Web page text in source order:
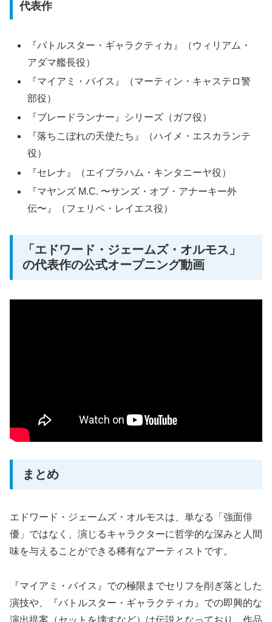
代表作
『バトルスター・ギャラクティカ』（ウィリアム・
アダマ艦長役）
『マイアミ・バイス』（マーティン・キャステロ警
部役）
『ブレードランナー』シリーズ（ガフ役）
『落ちこぼれの天使たち』（ハイメ・エスカランテ
役）
『セレナ』（エイブラハム・キンタニーヤ役）
『マヤンズ M.C. 〜サンズ・オブ・アナーキー外
伝〜』（フェリペ・レイエス役）
「エドワード・ジェームズ・オルモス」
の代表作の公式オープニング動画
まとめ
エドワード・ジェームズ・オルモスは、単なる「強面俳
優」ではなく、演じるキャラクターに哲学的な深みと人間
味を与えることができる稀有なアーティストです。
『マイアミ・バイス』での極限までセリフを削ぎ落とした
演技や、『バトルスター・ギャラクティカ』での即興的な
演出提案（セットを壊すなど）は伝説となっており、作品